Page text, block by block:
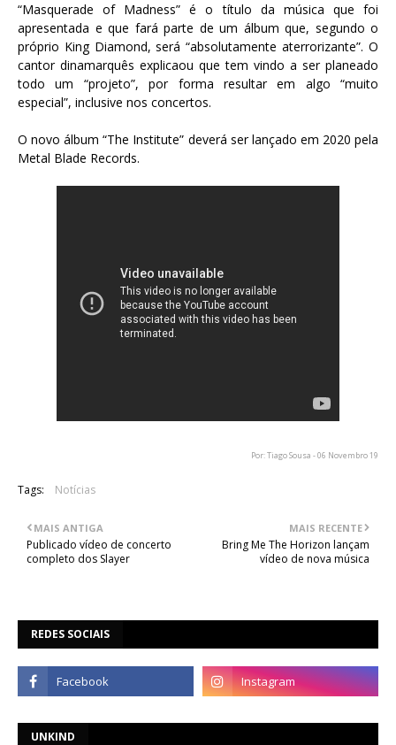
“Masquerade of Madness” é o título da música que foi
apresentada e que fará parte de um álbum que, segundo o
próprio King Diamond, será “absolutamente aterrorizante”. O
cantor dinamarquês explicaou que tem vindo a ser planeado
todo um “projeto”, por forma resultar em algo “muito
especial”, inclusive nos concertos.
O novo álbum “The Institute” deverá ser lançado em 2020 pela
Metal Blade Records.
Por: Tiago Sousa - 06 Novembro 19
Tags: Notícias
MAIS RECENTE
Bring Me The Horizon lançam
vídeo de nova música
MAIS ANTIGA
Publicado vídeo de concerto
completo dos Slayer
REDES SOCIAIS
UNKIND